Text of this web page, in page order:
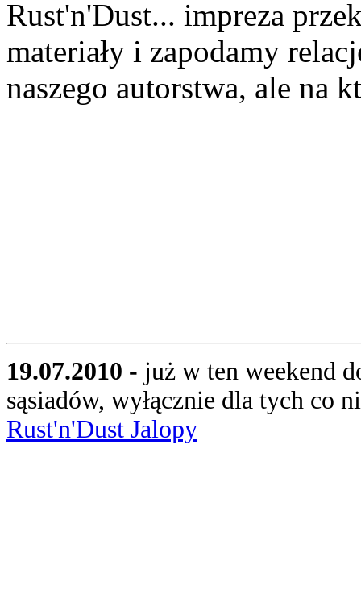
Rust'n'Dust... impreza
materiały i zapodamy
naszego autorstwa, ale na
19.07.2010 - już w ten weekend
sąsiadów, wyłącznie dla tych co
Rust'n'Dust Jalopy